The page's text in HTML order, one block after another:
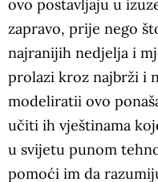
ovo postavljaju u
zapravo, prije nego
najranijih nedjelja i
prolazi kroz najbrži i
modeliratii ovo
učiti ih vještinama
u svijetu punom
pomoći im da